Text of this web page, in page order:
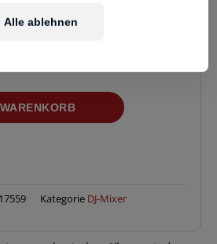
Versand
Kategorie DJ-Mixer
Alle ablehnen